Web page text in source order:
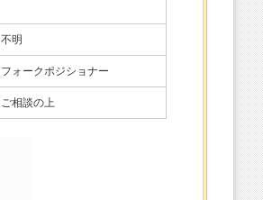
不明
フォークポジショナー
ご相談の上